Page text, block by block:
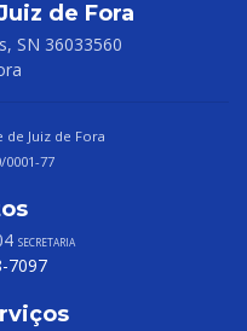
de Fora
SN 36033560
de Juiz de Fora
0001-77
SECRETARIA
7097